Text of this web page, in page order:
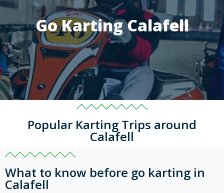
Go Karting Calafell
Popular Karting Trips around
Calafell
What to know before go karting in
Calafell